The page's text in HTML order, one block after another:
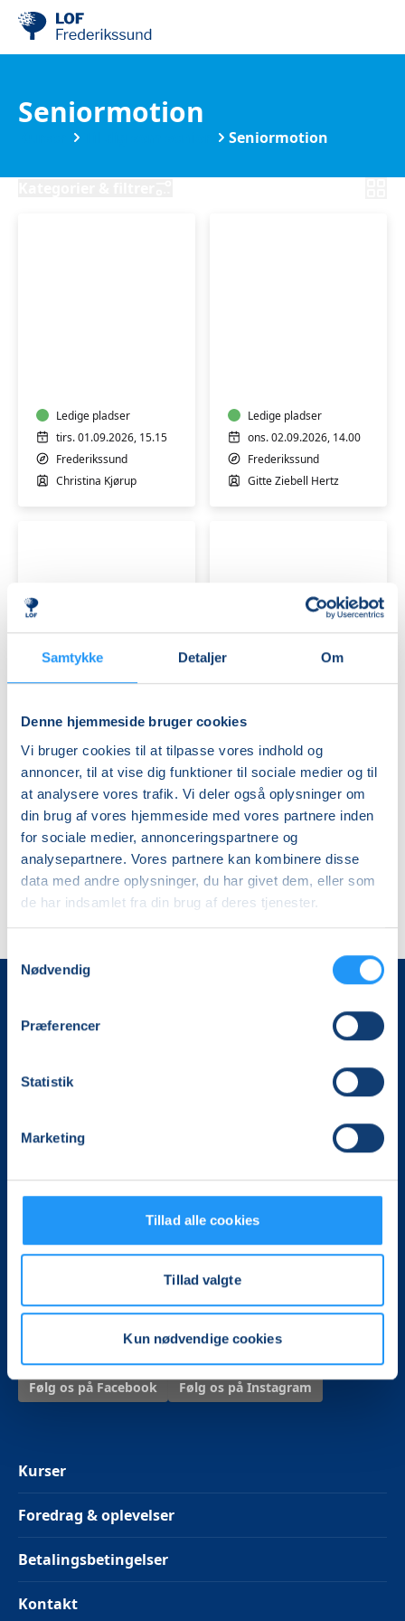
Samtykke Detaljer Om
Denne hjemmeside bruger cookies
Vi bruger cookies til at tilpasse vores indhold og
annoncer, til at vise dig funktioner til sociale medier og til
at analysere vores trafik. Vi deler også oplysninger om
din brug af vores hjemmeside med vores partnere inden
for sociale medier, annonceringspartnere og
analysepartnere. Vores partnere kan kombinere disse
data med andre oplysninger, du har givet dem, eller som
de har indsamlet fra din brug af deres tjenester.
Nødvendig
Præferencer
Statistik
Marketing
Tillad alle cookies
Tillad valgte
Kun nødvendige cookies
Seniormotion
Seniormotion
hensyntagende
Ledige pladser
tirs. 01.09.2026, 15.15
Frederikssund
Christina Kjørup
Ledige pladser
ons. 02.09.2026, 14.00
Frederikssund
Gitte Ziebell Hertz
Gotvedbevægelse
og
afspænding
Venteliste
man. 31.08.2026, 10.00
Jægerspris
Gitte Ziebell Hertz
Gotvedgymnastik
tirs. 01.09.2026, 11.00
Frederikssund
Gitte Ziebell Hertz
Det, der er vigtigt for samfundet, er vigtigt for os
foredrag og oplevelser.
LOF Frederikssund
Tlf. 52 38 08 88
frederikssund@lof.dk
Følg os på Facebook Følg os på Instagram
Kurser
Foredrag & oplevelser
Betalingsbetingelser
Kontakt